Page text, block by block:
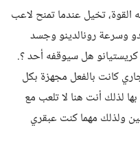
تخيل عندما تمنح لاعب
وسرعة رونالدينو وجسد
هل سيوقفه أحد ؟.
كانت بالفعل مجهزة بكل
لذلك أنت هنا لا تلعب مع
ولذلك مهما كنت عبقري